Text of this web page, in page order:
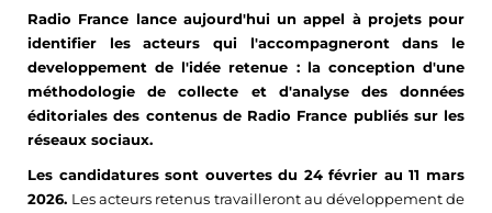
Radio France lance aujourd'hui un appel à projets pour
identifier les acteurs qui l'accompagneront dans le
developpement de l'idée retenue : la conception d'une
méthodologie de collecte et d'analyse des données
éditoriales des contenus de Radio France publiés sur les
réseaux sociaux.
Les candidatures sont ouvertes du 24 février au 11 mars
2026. Les acteurs retenus travailleront au développement de